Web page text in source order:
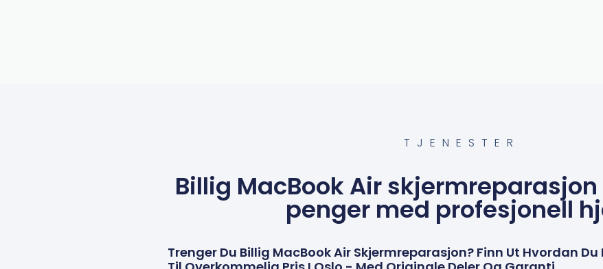
TJENESTER
Billig MacBook Air
penger med profesjonell
Trenger Du Billig MacBook Air Skjermreparasjon? Finn Ut Hvordan